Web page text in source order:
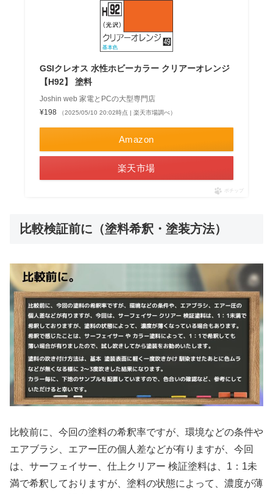
GSIクレオス 水性ホビーカラー クリアーオレンジ
【H92】 塗料
Joshin web 家電とPCの大型専門店
¥198
（2025/05/10 20:02時点 | 楽天市場調べ）
Amazon
楽天市場
ポチップ
比較検証前に（塗料希釈・塗装方法）
比較前に、今回の塗料の希釈率ですが、環境などの条件や
エアブラシ、エアー圧の個人差などが有りますが、今回
は、サーフェイサー、仕上クリアー 検証塗料は、1：1未
満で希釈しておりますが、塗料の状態によって、濃度が薄